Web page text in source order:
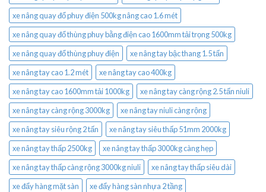
xe nâng quay đổ phuy điện 500kg nâng cao 1.6 mét
xe nâng quay đổ thùng phuy bằng điện cao 1600mm tải trọng 500kg
xe nâng quay đổ thùng phuy điện
xe nâng tay bậc thang 1.5 tấn
xe nâng tay cao 1.2 mét
xe nâng tay cao 400kg
xe nâng tay cao 1600mm tải 1000kg
xe nâng tay càng rộng 2.5 tấn niuli
xe nâng tay càng rộng 3000kg
xe nâng tay niuli càng rộng
xe nâng tay siêu rộng 2 tấn
xe nâng tay siêu thấp 51mm 2000kg
xe nâng tay thấp 2500kg
xe nâng tay thấp 3000kg càng hẹp
xe nâng tay thấp càng rộng 3000kg niuli
xe nâng tay thấp siêu dài
xe đẩy hàng mặt sàn
xe đẩy hàng sàn nhựa 2 tầng